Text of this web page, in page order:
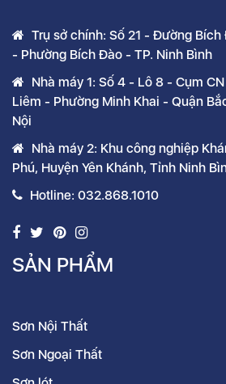
Trụ sở chính: Số 21 - Đường
- Phường Bích Đào - TP. Ninh Bình
Nhà máy 1: Số 4 - Lô 8 - Cụm
Liêm - Phường Minh Khai - Quận
Nội
Nhà máy 2: Khu công nghiệp
Phú, Huyện Yên Khánh, Tỉnh Ninh
Hotline: 032.868.1010
SẢN PHẨM
Sơn Nội Thất
Sơn Ngoại Thất